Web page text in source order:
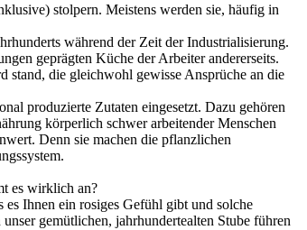
stolpern. Meistens werden sie, häufig in
während der Zeit der Industrialisierung.
geprägten Küche der Arbeiter andererseits.
die gleichwohl gewisse Ansprüche an die
produzierte Zutaten eingesetzt. Dazu gehören
körperlich schwer arbeitender Menschen
Denn sie machen die pflanzlichen
es wirklich an?
Ihnen ein rosiges Gefühl gibt und solche
gemütlichen, jahrhundertealten Stube führen